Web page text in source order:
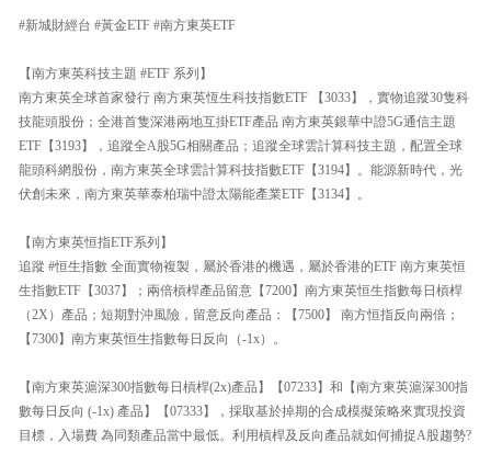
#新城財經台 #黃金ETF #南方東英ETF
【南方東英科技主題 #ETF 系列】
南方東英全球首家發行 南方東英恆生科技指數ETF 【3033】，實物追蹤30隻科
技龍頭股份；全港首隻深港兩地互掛ETF產品 南方東英銀華中證5G通信主題
ETF【3193】，追蹤全A股5G相關產品；追蹤全球雲計算科技主題，配置全球
龍頭科網股份，南方東英全球雲計算科技指數ETF【3194】。能源新時代，光
伏創未來，南方東英華泰柏瑞中證太陽能產業ETF【3134】。
【南方東英恒指ETF系列】
追蹤 #恒生指數 全面實物複製，屬於香港的機遇，屬於香港的ETF 南方東英恒
生指數ETF【3037】；兩倍槓桿產品留意【7200】南方東英恒生指數每日槓桿
（2X）產品；短期對沖風險，留意反向產品：【7500】 南方恒指反向兩倍；
【7300】南方東英恒生指數每日反向（-1x）。
【南方東英滬深300指數每日槓桿(2x)產品】【07233】和【南方東英滬深300指
數每日反向 (-1x) 產品】【07333】，採取基於掉期的合成模擬策略來實現投資
目標，入場費 為同類產品當中最低。利用槓桿及反向產品就如何捕捉A股趨勢?